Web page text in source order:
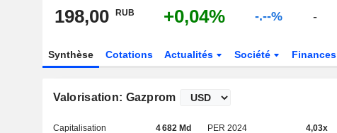
198,00 RUB +0,04% -.--% -
Synthèse Cotations Actualités Société Finances
Valorisation: Gazprom
Capitalisation 4 682 Md PER 2024 4,03x